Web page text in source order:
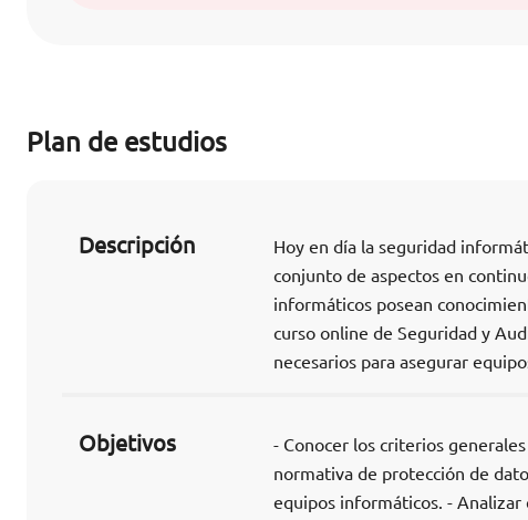
Plan de estudios
Descripción
Hoy en día la seguridad
conjunto de aspectos en
informáticos posean
curso online de Seguridad y
necesarios para asegurar
Objetivos
- Conocer los criterios
normativa de protección de
equipos informáticos. -